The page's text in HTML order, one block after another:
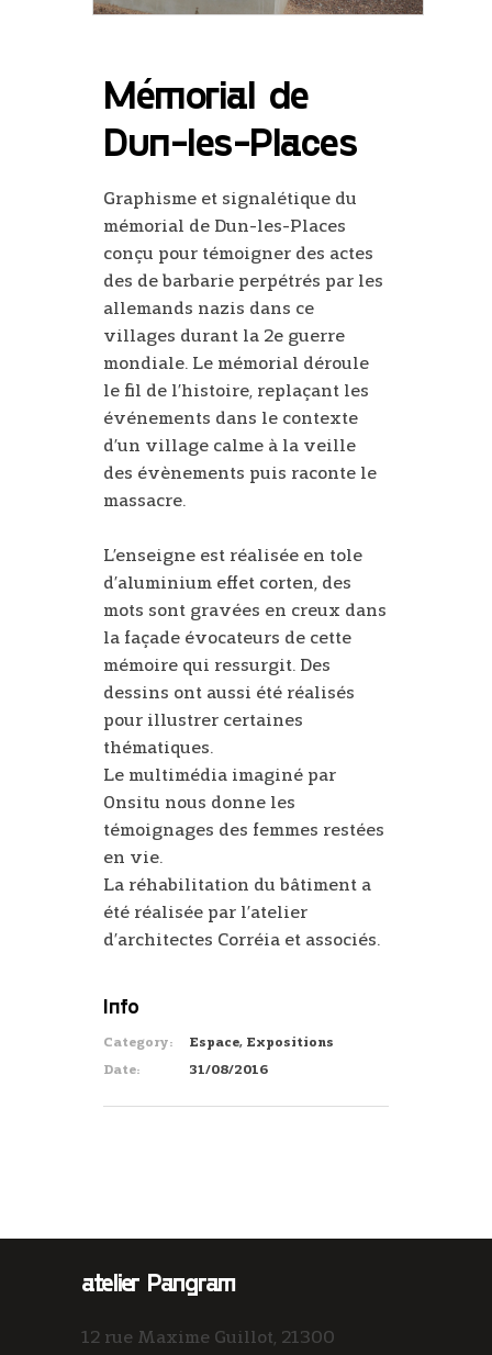
Mémorial de
Dun-les-Places
Graphisme et signalétique du
mémorial de Dun-les-Places
conçu pour témoigner des actes
des de barbarie perpétrés par les
allemands nazis dans ce
villages durant la 2e guerre
mondiale. Le mémorial déroule
le fil de l’histoire, replaçant les
événements dans le contexte
d’un village calme à la veille
des évènements puis raconte le
massacre.
L’enseigne est réalisée en tole
d’aluminium effet corten, des
mots sont gravées en creux dans
la façade évocateurs de cette
mémoire qui ressurgit. Des
dessins ont aussi été réalisés
pour illustrer certaines
thématiques.
Le multimédia imaginé par
Onsitu nous donne les
témoignages des femmes restées
en vie.
La réhabilitation du bâtiment a
été réalisée par l’atelier
d’architectes Corréia et associés.
Info
Category:
Espace, Expositions
Date:
31/08/2016
atelier Pangram
12 rue Maxime Guillot, 21300